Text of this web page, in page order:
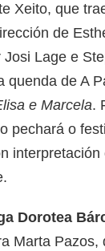
Xeito, que
de
Josi Lage e
quenda de A
e Marcela.
pechará o
Dorotea
Marta Pazos,